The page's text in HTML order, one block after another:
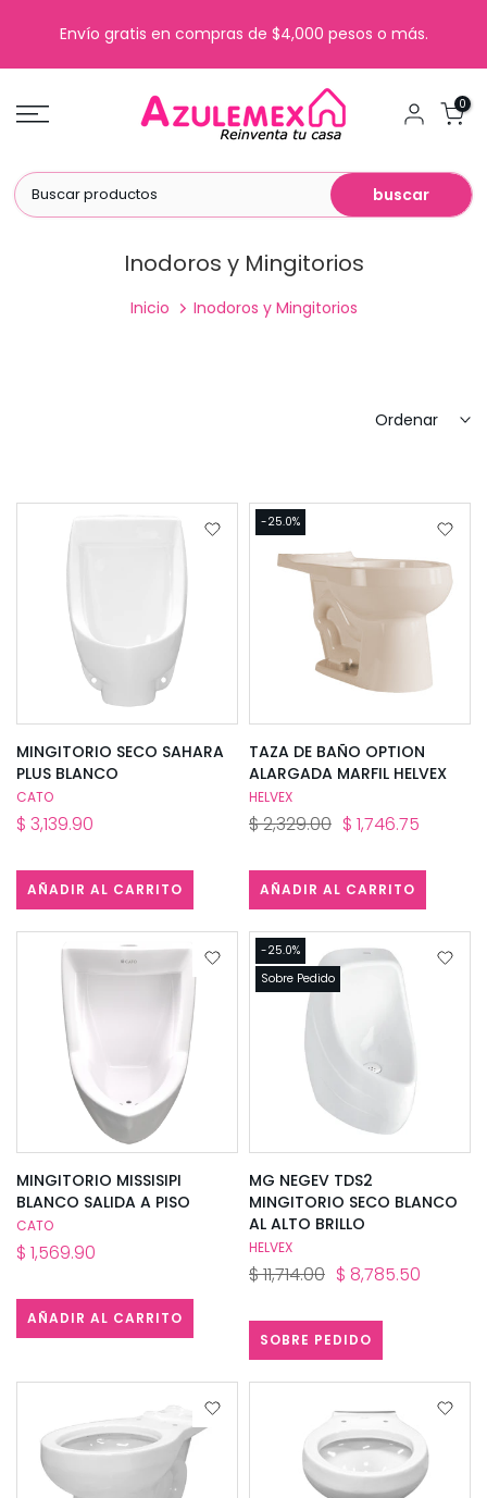
contenido
Envío gratis en compras de $4,000 pesos o más.
0
buscar
Inodoros y Mingitorios
Inicio Inodoros y Mingitorios
Ordenar
MINGITORIO SECO SAHARA
PLUS BLANCO
CATO
$ 3,139.90
AÑADIR AL CARRITO
-25.0%
TAZA DE BAÑO OPTION
ALARGADA MARFIL HELVEX
HELVEX
$ 2,329.00 $ 1,746.75
AÑADIR AL CARRITO
MINGITORIO MISSISIPI
BLANCO SALIDA A PISO
CATO
$ 1,569.90
AÑADIR AL CARRITO
-25.0%
Sobre Pedido
MG NEGEV TDS2
MINGITORIO SECO BLANCO
AL ALTO BRILLO
HELVEX
$ 11,714.00 $ 8,785.50
SOBRE PEDIDO